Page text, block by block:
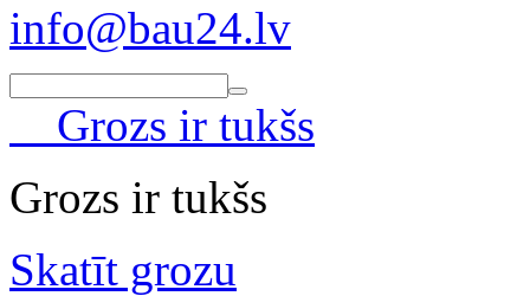
info@bau24.lv
Grozs ir tukšs
Grozs ir tukšs
Skatīt grozu